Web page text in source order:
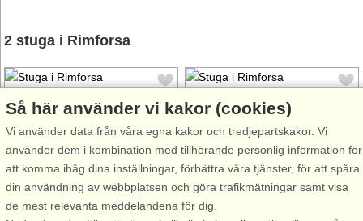
2 stuga i Rimforsa
Rimforsa
2 personer, 25 m²
Stugnr: 48562
Rimforsa
6 personer, 80 m²
Så här använder vi kakor (cookies)
Vi använder data från våra egna kakor och tredjepartskakor. Vi
använder dem i kombination med tillhörande personlig information för
att komma ihåg dina inställningar, förbättra våra tjänster, för att spåra
din användning av webbplatsen och göra trafikmätningar samt visa
de mest relevanta meddelandena för dig.